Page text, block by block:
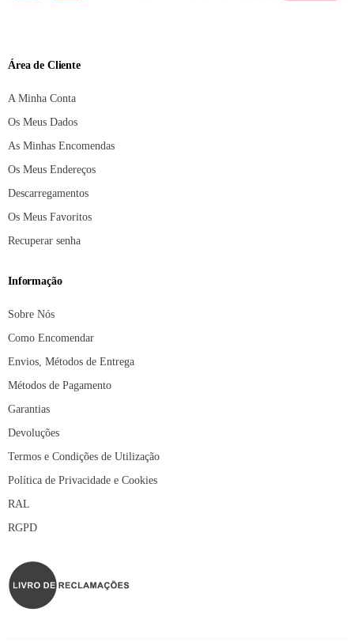
Área de Cliente
A Minha Conta
Os Meus Dados
As Minhas Encomendas
Os Meus Endereços
Descarregamentos
Os Meus Favoritos
Recuperar senha
Informação
Sobre Nós
Como Encomendar
Envios, Métodos de Entrega
Métodos de Pagamento
Garantias
Devoluções
Termos e Condições de Utilização
Política de Privacidade e Cookies
RAL
RGPD